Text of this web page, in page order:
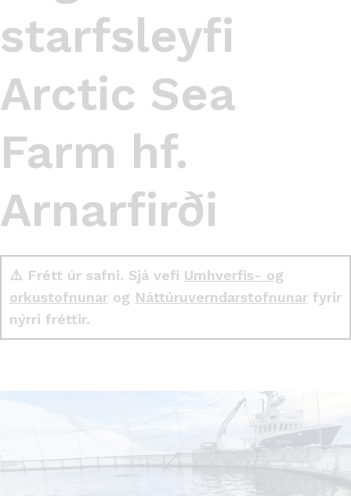
starfsleyfi
Arctic Sea
Farm hf.
Arnarfirði
⚠️ Frétt úr safni. Sjá vefi Umhverfis- og
orkustofnunar og Náttúruverndarstofnunar fyrir
nýrri fréttir.